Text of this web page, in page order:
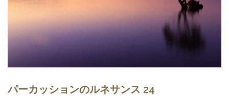
パーカッションのルネサンス 24